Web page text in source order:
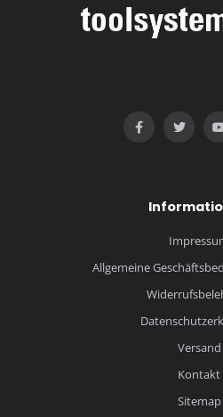
Allgemeine
Versand
Kontakt
Sitemap